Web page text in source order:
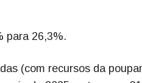
para 26,3%.
(com recursos da